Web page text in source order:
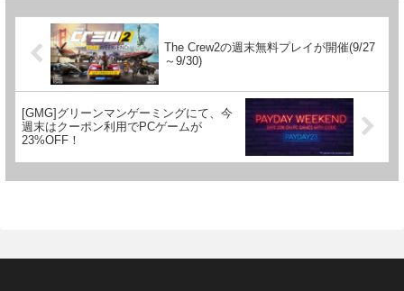
The Crew2の週末無料プレイが開催(9/27
～9/30)
[GMG]グリーンマンゲーミングにて、今
週末はクーポン利用でPCゲームが
23%OFF！